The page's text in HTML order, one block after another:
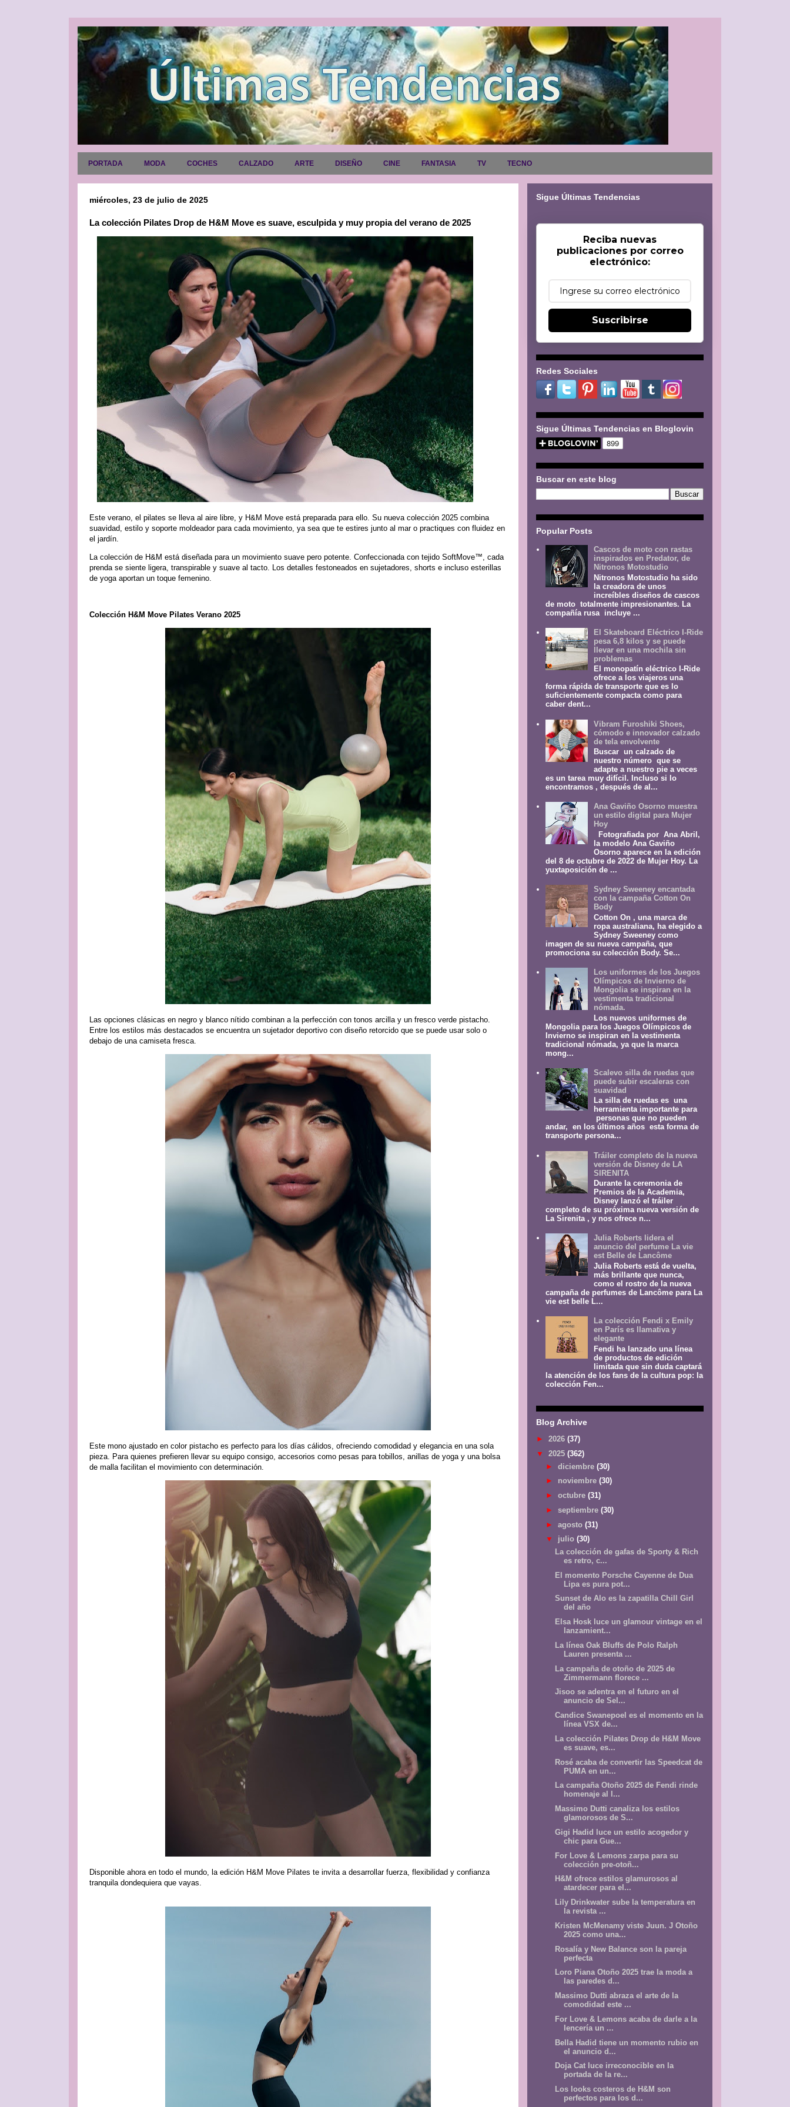
PORTADA MODA COCHES CALZADO ARTE DISEÑO CINE FANTASIA TV TECNO
miércoles, 23 de julio de 2025
La colección Pilates Drop de H&M Move es suave, esculpida y muy propia del verano de 2025
Este verano, el pilates se lleva al aire libre, y H&M Move está preparada para ello. Su nueva colección 2025 combina
suavidad, estilo y soporte moldeador para cada movimiento, ya sea que te estires junto al mar o practiques con fluidez en
el jardín.
La colección de H&M está diseñada para un movimiento suave pero potente. Confeccionada con tejido SoftMove™, cada
prenda se siente ligera, transpirable y suave al tacto. Los detalles festoneados en sujetadores, shorts e incluso esterillas
de yoga aportan un toque femenino.
Colección H&M Move Pilates Verano 2025
Las opciones clásicas en negro y blanco nítido combinan a la perfección con tonos arcilla y un fresco verde pistacho.
Entre los estilos más destacados se encuentra un sujetador deportivo con diseño retorcido que se puede usar solo o
debajo de una camiseta fresca.
Este mono ajustado en color pistacho es perfecto para los días cálidos, ofreciendo comodidad y elegancia en una sola
pieza. Para quienes prefieren llevar su equipo consigo, accesorios como pesas para tobillos, anillas de yoga y una bolsa
de malla facilitan el movimiento con determinación.
Disponible ahora en todo el mundo, la edición H&M Move Pilates te invita a desarrollar fuerza, flexibilidad y confianza
tranquila dondequiera que vayas.
Sigue Últimas Tendencias
Reciba nuevas
publicaciones por correo
electrónico:
Suscribirse
Redes Sociales
Sigue Últimas Tendencias en Bloglovin
Buscar en este blog
Popular Posts
Cascos de moto con rastas
inspirados en Predator, de
Nitronos Motostudio
Nitronos Motostudio ha sido
la creadora de unos
increíbles diseños de cascos
de moto totalmente impresionantes. La
compañía rusa incluye ...
El Skateboard Eléctrico I-Ride
pesa 6,8 kilos y se puede
llevar en una mochila sin
problemas
El monopatín eléctrico I-Ride
ofrece a los viajeros una
forma rápida de transporte que es lo
suficientemente compacta como para
caber dent...
Vibram Furoshiki Shoes,
cómodo e innovador calzado
de tela envolvente
Buscar un calzado de
nuestro número que se
adapte a nuestro pie a veces
es un tarea muy difícil. Incluso si lo
encontramos , después de al...
Ana Gaviño Osorno muestra
un estilo digital para Mujer
Hoy
Fotografiada por Ana Abril,
la modelo Ana Gaviño
Osorno aparece en la edición
del 8 de octubre de 2022 de Mujer Hoy. La
yuxtaposición de ...
Sydney Sweeney encantada
con la campaña Cotton On
Body
Cotton On , una marca de
ropa australiana, ha elegido a
Sydney Sweeney como
imagen de su nueva campaña, que
promociona su colección Body. Se...
Los uniformes de los Juegos
Olímpicos de Invierno de
Mongolia se inspiran en la
vestimenta tradicional
nómada.
Los nuevos uniformes de
Mongolia para los Juegos Olímpicos de
Invierno se inspiran en la vestimenta
tradicional nómada, ya que la marca
mong...
Scalevo silla de ruedas que
puede subir escaleras con
suavidad
La silla de ruedas es una
herramienta importante para
personas que no pueden
andar, en los últimos años esta forma de
transporte persona...
Tráiler completo de la nueva
versión de Disney de LA
SIRENITA
Durante la ceremonia de
Premios de la Academia,
Disney lanzó el tráiler
completo de su próxima nueva versión de
La Sirenita , y nos ofrece n...
Julia Roberts lidera el
anuncio del perfume La vie
est Belle de Lancôme
Julia Roberts está de vuelta,
más brillante que nunca,
como el rostro de la nueva
campaña de perfumes de Lancôme para La
vie est belle L...
La colección Fendi x Emily
en París es llamativa y
elegante
Fendi ha lanzado una línea
de productos de edición
limitada que sin duda captará
la atención de los fans de la cultura pop: la
colección Fen...
Blog Archive
► 2026 (37)
▼ 2025 (362)
► diciembre (30)
► noviembre (30)
► octubre (31)
► septiembre (30)
► agosto (31)
▼ julio (30)
La colección de gafas de Sporty & Rich
es retro, c...
El momento Porsche Cayenne de Dua
Lipa es pura pot...
Sunset de Alo es la zapatilla Chill Girl
del año
Elsa Hosk luce un glamour vintage en el
lanzamient...
La línea Oak Bluffs de Polo Ralph
Lauren presenta ...
La campaña de otoño de 2025 de
Zimmermann florece ...
Jisoo se adentra en el futuro en el
anuncio de Sel...
Candice Swanepoel es el momento en la
línea VSX de...
La colección Pilates Drop de H&M Move
es suave, es...
Rosé acaba de convertir las Speedcat de
PUMA en un...
La campaña Otoño 2025 de Fendi rinde
homenaje al l...
Massimo Dutti canaliza los estilos
glamorosos de S...
Gigi Hadid luce un estilo acogedor y
chic para Gue...
For Love & Lemons zarpa para su
colección pre-otoñ...
H&M ofrece estilos glamurosos al
atardecer para el...
Lily Drinkwater sube la temperatura en
la revista ...
Kristen McMenamy viste Juun. J Otoño
2025 como una...
Rosalía y New Balance son la pareja
perfecta
Loro Piana Otoño 2025 trae la moda a
las paredes d...
Massimo Dutti abraza el arte de la
comodidad este ...
For Love & Lemons acaba de darle a la
lencería un ...
Bella Hadid tiene un momento rubio en
el anuncio d...
Doja Cat luce irreconocible en la
portada de la re...
Los looks costeros de H&M son
perfectos para los d...